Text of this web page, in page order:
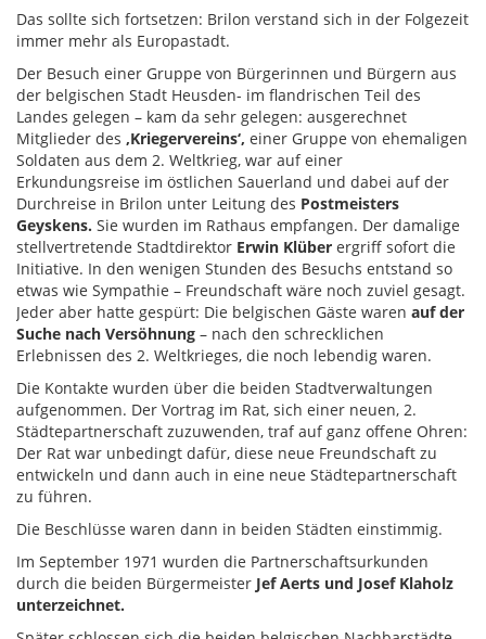
Das sollte sich fortsetzen: Brilon verstand sich in der Folgezeit
immer mehr als Europastadt.
Der Besuch einer Gruppe von Bürgerinnen und Bürgern aus
der belgischen Stadt Heusden- im flandrischen Teil des
Landes gelegen – kam da sehr gelegen: ausgerechnet
Mitglieder des ‚Kriegervereins‘, einer Gruppe von ehemaligen
Soldaten aus dem 2. Weltkrieg, war auf einer
Erkundungsreise im östlichen Sauerland und dabei auf der
Durchreise in Brilon unter Leitung des Postmeisters
Geyskens. Sie wurden im Rathaus empfangen. Der damalige
stellvertretende Stadtdirektor Erwin Klüber ergriff sofort die
Initiative. In den wenigen Stunden des Besuchs entstand so
etwas wie Sympathie – Freundschaft wäre noch zuviel gesagt.
Jeder aber hatte gespürt: Die belgischen Gäste waren auf der
Suche nach Versöhnung – nach den schrecklichen
Erlebnissen des 2. Weltkrieges, die noch lebendig waren.
Die Kontakte wurden über die beiden Stadtverwaltungen
aufgenommen. Der Vortrag im Rat, sich einer neuen, 2.
Städtepartnerschaft zuzuwenden, traf auf ganz offene Ohren:
Der Rat war unbedingt dafür, diese neue Freundschaft zu
entwickeln und dann auch in eine neue Städtepartnerschaft
zu führen.
Die Beschlüsse waren dann in beiden Städten einstimmig.
Im September 1971 wurden die Partnerschaftsurkunden
durch die beiden Bürgermeister Jef Aerts und Josef Klaholz
unterzeichnet.